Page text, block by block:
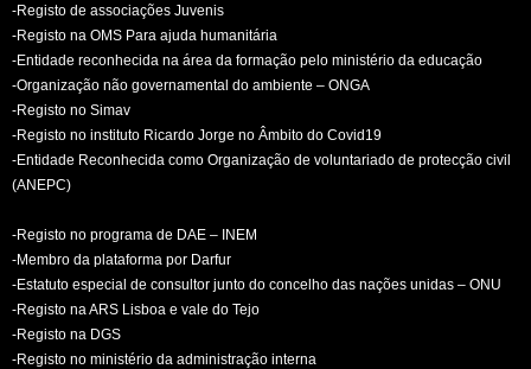
-Registo de associações Juvenis
-Registo na OMS Para ajuda humanitária
-Entidade reconhecida na área da formação pelo ministério da educação
-Organização não governamental do ambiente – ONGA
-Registo no Simav
-Registo no instituto Ricardo Jorge no Âmbito do Covid19
-Entidade Reconhecida como Organização de voluntariado de protecção civil
(ANEPC)
-Registo no programa de DAE – INEM
-Membro da plataforma por Darfur
-Estatuto especial de consultor junto do concelho das nações unidas – ONU
-Registo na ARS Lisboa e vale do Tejo
-Registo na DGS
-Registo no ministério da administração interna